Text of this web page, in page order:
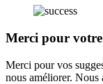
Merci pour
Merci pour vos
nous améliorer. Nous